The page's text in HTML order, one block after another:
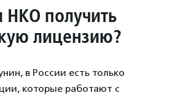
получить
лицензию?
в России есть только
которые работают с